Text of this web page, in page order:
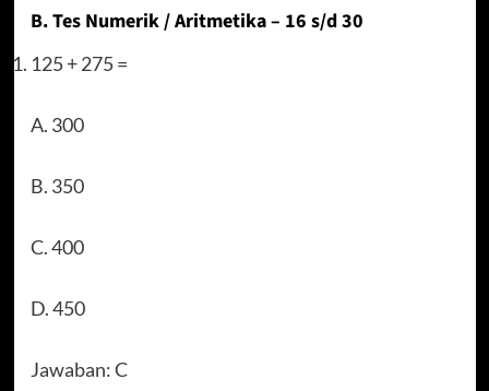
B. Tes Numerik / Aritmetika – 16 s/d 30
125 + 275 =
A. 300
B. 350
C. 400
D. 450
Jawaban: C